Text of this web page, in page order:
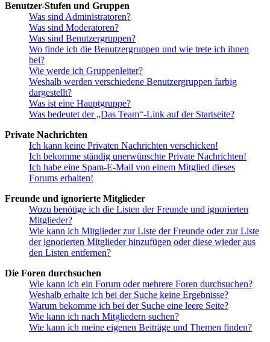
Benutzer-Stufen und Gruppen
Was sind Administratoren?
Was sind Moderatoren?
Was sind Benutzergruppen?
Wo finde ich die Benutzergruppen und wie trete ich ihnen
bei?
Wie werde ich Gruppenleiter?
Weshalb werden verschiedene Benutzergruppen farbig
dargestellt?
Was ist eine Hauptgruppe?
Was bedeutet der „Das Team“-Link auf der Startseite?
Private Nachrichten
Ich kann keine Privaten Nachrichten verschicken!
Ich bekomme ständig unerwünschte Private Nachrichten!
Ich habe eine Spam-E-Mail von einem Mitglied dieses
Forums erhalten!
Freunde und ignorierte Mitglieder
Wozu benötige ich die Listen der Freunde und ignorierten
Mitglieder?
Wie kann ich Mitglieder zur Liste der Freunde oder zur Liste
der ignorierten Mitglieder hinzufügen oder diese wieder aus
den Listen entfernen?
Die Foren durchsuchen
Wie kann ich ein Forum oder mehrere Foren durchsuchen?
Weshalb erhalte ich bei der Suche keine Ergebnisse?
Warum bekomme ich bei der Suche eine leere Seite?
Wie kann ich nach Mitgliedern suchen?
Wie kann ich meine eigenen Beiträge und Themen finden?